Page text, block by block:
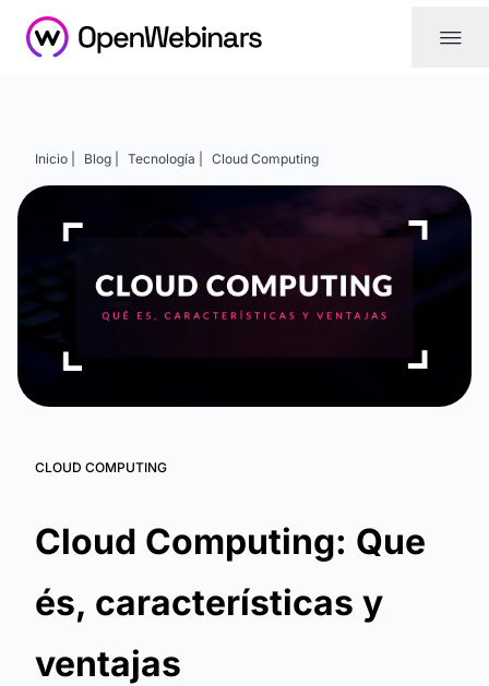
|||
Inicio | Blog | Tecnología | Cloud Computing
CLOUD COMPUTING
Cloud Computing: Que
és, características y
ventajas